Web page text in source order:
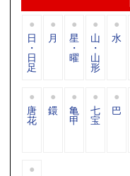
日
・
日
足
月 星
・
曜
山
・
山
形
水
唐
花
鐶 亀
甲
七
宝
巴